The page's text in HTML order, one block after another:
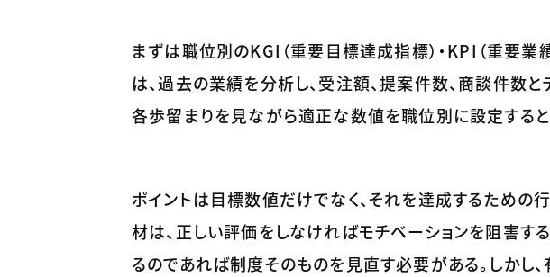
まずは職位別のKGI（重要目標達成指標）・KPI（重要業
は、過去の業績を分析し、受注額、提案件数、商談件数
各歩留まりを見ながら適正な数値を職位別に設定すると
ポイントは目標数値だけでなく、それを達成するための
材は、正しい評価をしなければモチベーションを阻害
るのであれば制度そのものを見直す必要がある。しかし